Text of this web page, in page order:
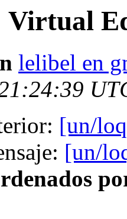
Virtual
lelibel en
[un/
[un/